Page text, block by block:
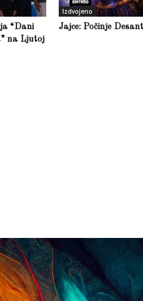
“Dani
na Ljutoj
Izdvojeno
Jajce: Počinje